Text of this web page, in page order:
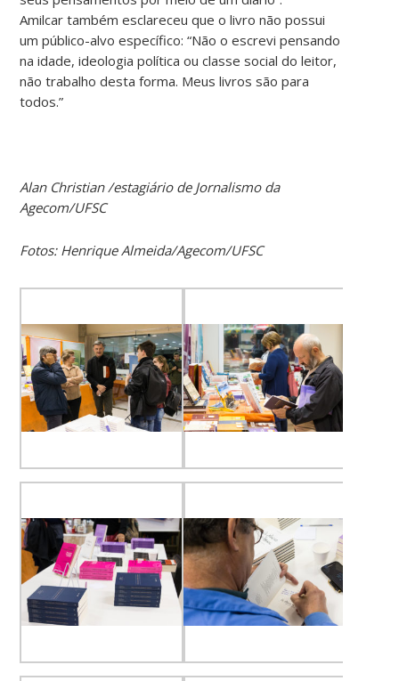
Amilcar também esclareceu que o livro não possui
um público-alvo específico: “Não o escrevi pensando
na idade, ideologia política ou classe social do leitor,
não trabalho desta forma. Meus livros são para
todos.”
Alan Christian /estagiário de Jornalismo da
Agecom/UFSC
Fotos: Henrique Almeida/Agecom/UFSC